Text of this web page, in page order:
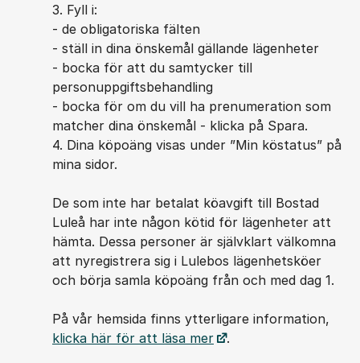
3. Fyll i:
- de obligatoriska fälten
- ställ in dina önskemål gällande lägenheter
- bocka för att du samtycker till
personuppgiftsbehandling
- bocka för om du vill ha prenumeration som
matcher dina önskemål - klicka på Spara.
4. Dina köpoäng visas under ”Min köstatus” på
mina sidor.
De som inte har betalat köavgift till Bostad
Luleå har inte någon kötid för lägenheter att
hämta. Dessa personer är självklart välkomna
att nyregistrera sig i Lulebos lägenhetsköer
och börja samla köpoäng från och med dag 1.
På vår hemsida finns ytterligare information,
klicka här för att läsa mer
.